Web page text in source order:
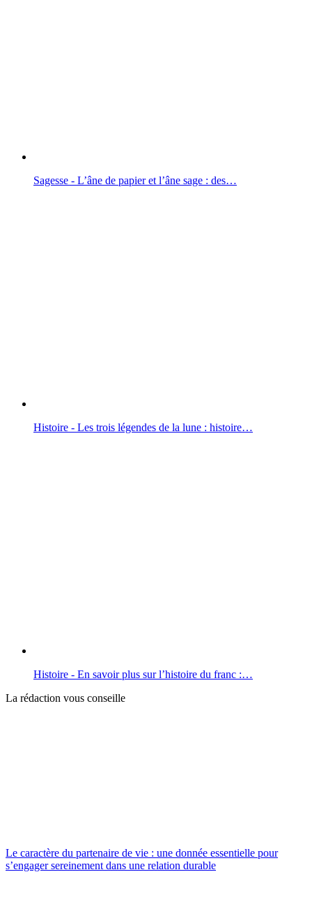
Sagesse - L’âne de papier et l’âne sage : des…
Histoire - Les trois légendes de la lune : histoire…
Histoire - En savoir plus sur l’histoire du franc :…
La rédaction vous conseille
Le caractère du partenaire de vie : une donnée essentielle pour
s’engager sereinement dans une relation durable